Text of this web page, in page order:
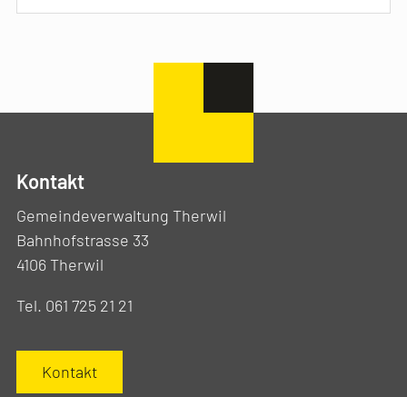
Kontakt
Gemeindeverwaltung Therwil
Bahnhofstrasse 33
4106 Therwil
Tel. 061 725 21 21
Kontakt